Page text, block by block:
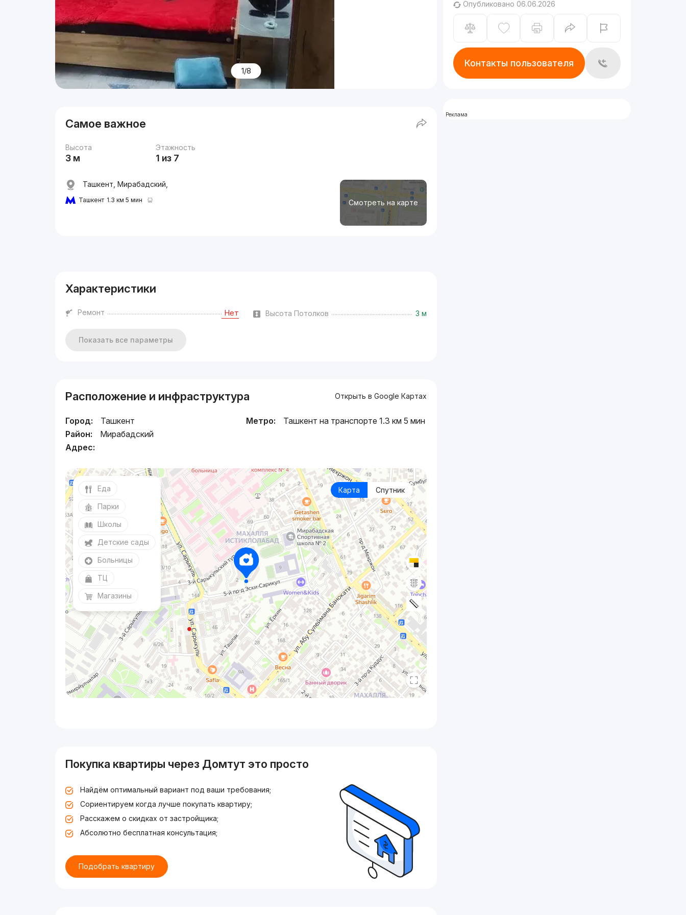
1/8
Самое важное
Высота
3 м
Этажность
1 из 7
Смотреть на карте
Ташкент, Мирабадский,
Ташкент 1.3 км 5 мин
Характеристики
Ремонт Нет Высота Потолков 3 м
Показать все параметры
Расположение и инфраструктура Открыть в Google Картах
Город:
Ташкент
Район:
Мирабадский
Адрес:
Метро: Ташкент на транспорте 1.3 км 5 мин
Карта Спутник
Еда
Парки
Школы
Детские сады
Больницы
ТЦ
Магазины
Покупка квартиры через Домтут это просто
Найдём оптимальный вариант под ваши требования;
Сориентируем когда лучше покупать квартиру;
Расскажем о скидках от застройщика;
Абсолютно бесплатная консультация;
Подобрать квартиру
Опубликовано 06.06.2026
Контакты пользователя
Реклама